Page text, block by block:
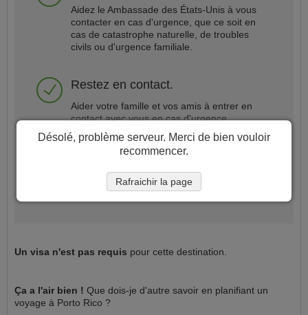
Aidez le Ambassade des États-Unis à vous
contacter en cas d'urgence, que ce soit en
cas de catastrophe naturelle, de troubles
civils ou d'urgence familiale.
Restez en contact.
Aider votre famille et vos amis à entrer en
contact avec vous en cas d'urgence.
Enregistrer mon voyage
Un visa n'est pas requis pour cette destination.
Ça a l'air bien ! Que dois-je d'autre savoir en planifiant un
voyage à Porto Rico ?
Désolé, problème serveur. Merci de bien vouloir
recommencer.
Rafraichir la page